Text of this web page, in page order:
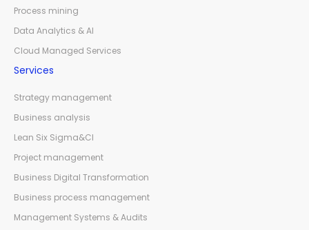
Process mining
Data Analytics & AI
Cloud Managed Services
Services
Strategy management
Business analysis
Lean Six Sigma&CI
Project management
Business Digital Transformation
Business process management
Management Systems & Audits